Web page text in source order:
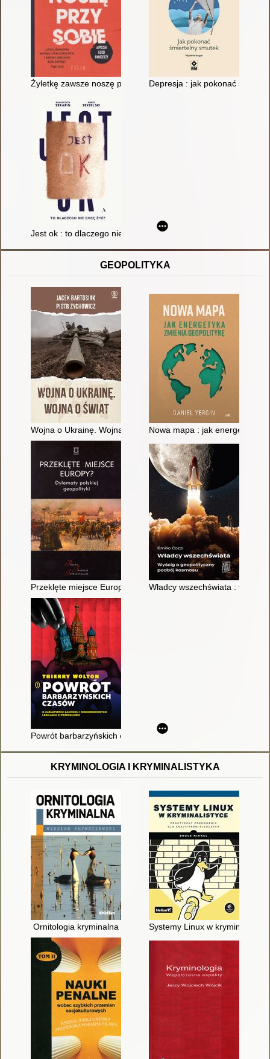
Żyletkę zawsze noszę przy sobie : depresja dzieci i młodzieży
Depresja : jak pokonać
Jest ok : to dlaczego nie chcę żyć?
GEOPOLITYKA
Wojna o Ukrainę. Wojna o światNowa mapa : jak energetyka
Przeklęte miejsce Europy? : dylematy polskiej geopolityki
Władcy wszechświata :
Powrót barbarzyńskich czasów : o zaślepieniu Zachodu i
KRYMINOLOGIA I KRYMINALISTYKA
Ornitologia kryminalna Systemy Linux w